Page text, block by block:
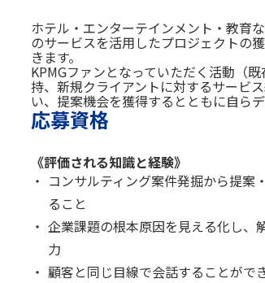
ホテル・エンターテインメント・教育
のサービスを活用したプロジェクトの
きます。
KPMGファンとなっていただく活動（
持、新規クライアントに対するサービ
い、提案機会を獲得するとともに自ら
応募資格
《評価される知識と経験》
コンサルティング案件発掘から提案
ること
企業課題の根本原因を見える化し、
力
顧客と同じ目線で会話することがで